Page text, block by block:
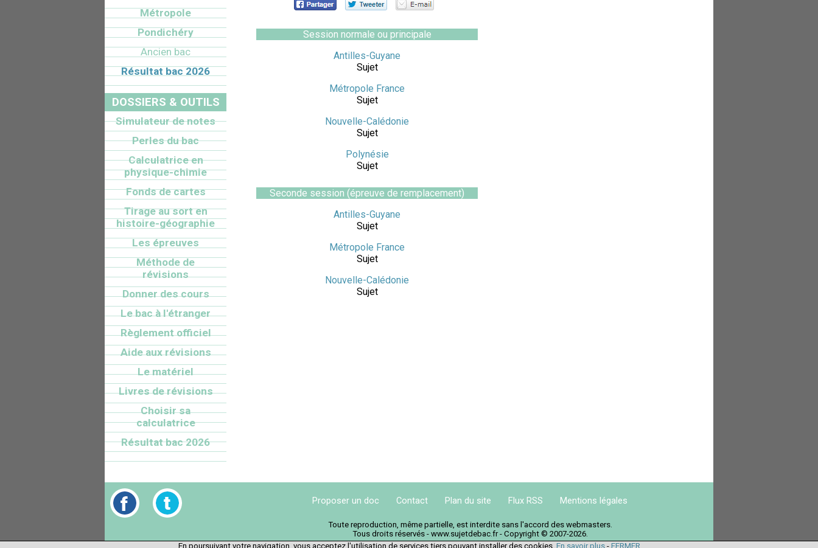
Session normale ou principale
Antilles-Guyane
Sujet
Métropole France
Sujet
Nouvelle-Calédonie
Sujet
Polynésie
Sujet
Seconde session (épreuve de remplacement)
Antilles-Guyane
Sujet
Métropole France
Sujet
Nouvelle-Calédonie
Sujet
Métropole
Pondichéry
Ancien bac
Résultat bac 2026
DOSSIERS & OUTILS
Simulateur de notes
Perles du bac
Calculatrice en
physique-chimie
Fonds de cartes
Tirage au sort en
histoire-géographie
Les épreuves
Méthode de
révisions
Donner des cours
Le bac à l'étranger
Règlement officiel
Aide aux révisions
Le matériel
Livres de révisions
Choisir sa
calculatrice
Résultat bac 2026
Proposer un doc Contact Plan du site Flux RSS Mentions légales
Toute reproduction, même partielle, est interdite sans l'accord des webmasters.
Tous droits réservés - www.sujetdebac.fr - Copyright © 2007-2026.
En poursuivant votre navigation, vous acceptez l'utilisation de services tiers pouvant installer des cookies. En savoir plus- FERMER